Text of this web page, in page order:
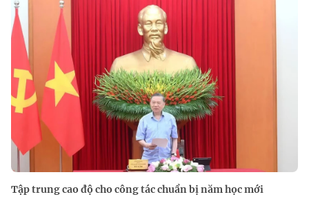
Tập trung cao độ cho công tác chuẩn bị năm học mới